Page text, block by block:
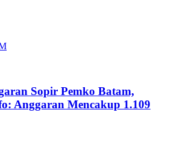
Sopir Pemko Batam,
Anggaran Mencakup 1.109